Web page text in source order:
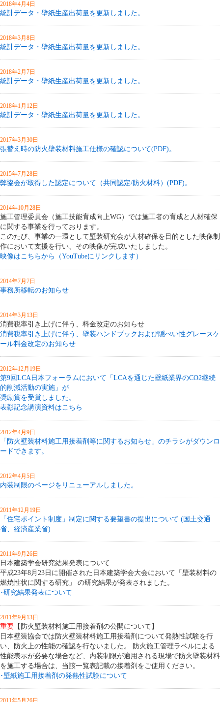
2018年4月4日
統計データ・壁紙生産出荷量を更新しました。
2018年3月8日
統計データ・壁紙生産出荷量を更新しました。
2018年2月7日
統計データ・壁紙生産出荷量を更新しました。
2018年1月12日
統計データ・壁紙生産出荷量を更新しました。
2017年3月30日
張替え時の防火壁装材料施工仕様の確認について(PDF)。
2015年7月28日
弊協会が取得した認定について（共同認定/防火材料）(PDF)。
2014年10月28日
施工管理委員会（施工技能育成向上WG）では施工者の育成と人材確保
に関する事業を行っております。
このたび、事業の一環として壁装研究会が人材確保を目的とした映像制
作において支援を行い、その映像が完成いたしました。
映像はこちらから（YouTubeにリンクします）
2014年7月7日
事務所移転のお知らせ
2014年3月13日
消費税率引き上げに伴う、料金改定のお知らせ
消費税率引き上げに伴う、壁装ハンドブックおよび隠ぺい性グレースケ
ール料金改定のお知らせ
2012年12月19日
第9回LCA日本フォーラムにおいて「LCAを通じた壁紙業界のCO2継続
的削減活動の実施」が
奨励賞を受賞しました。
表彰記念講演資料はこちら
2012年4月9日
「防火壁装材料施工用接着剤等に関するお知らせ」のチラシがダウンロ
ードできます。
2012年4月5日
内装制限のページをリニューアルしました。
2011年12月19日
「住宅ポイント制度」制定に関する要望書の提出について (国土交通
省、経済産業省)
2011年9月26日
日本建築学会研究結果発表について
平成23年8月23日に開催された日本建築学会大会において「壁装材料の
燃焼性状に関する研究」 の研究結果が発表されました。
･研究結果発表について
2011年9月13日
重要 【防火壁装材料施工用接着剤の公開について】
日本壁装協会では防火壁装材料施工用接着剤について発熱性試験を行
い、防火上の性能の確認を行ないました。 防火施工管理ラベルによる
性能表示が必要な場合など、内装制限が適用される現場で防火壁装材料
を施工する場合は、当該一覧表記載の接着剤をご使用ください。
･壁紙施工用接着剤の発熱性試験について
2011年5月26日